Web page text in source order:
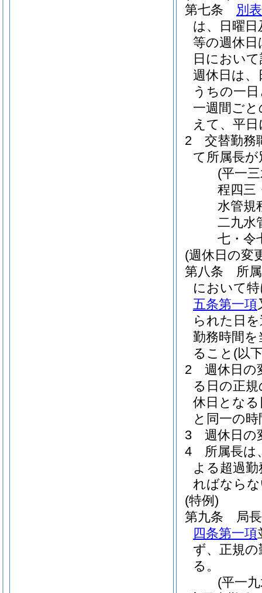
第七条
別
は、日曜
等の週休
日におい
週休日は
うちの一
一週間ご
えて、平
2
交替勤務
て所属長
(平一
程四三
水管規
二九水
七・令
(週休日の変
第八条
所
において
五条第一項
られた日
勤務時間
ること (以
2
週休日の
る日の正
休日とな
と同一の
3
週休日の
4
所属長は
よる超過
ればなら
(特例)
第九条
局
四条第一項
ず、正規
る。
(平一